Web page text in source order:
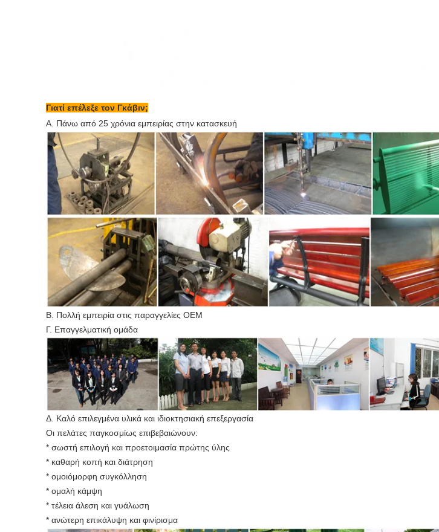
Γιατί επέλεξε τον Γκάβιν;
Α. Πάνω από 25 χρόνια εμπειρίας στην κατασκευή
Β. Πολλή εμπειρία στις παραγγελίες OEM
Γ. Επαγγελματική ομάδα
Δ. Καλό επιλεγμένα υλικά και ιδιοκτησιακή επεξεργασία
Οι πελάτες παγκοσμίως επιβεβαιώνουν:
* σωστή επιλογή και προετοιμασία πρώτης ύλης
* καθαρή κοπή και διάτρηση
* ομοιόμορφη συγκόλληση
* ομαλή κάμψη
* τέλεια άλεση και γυάλωση
* ανώτερη επικάλυψη και φινίρισμα